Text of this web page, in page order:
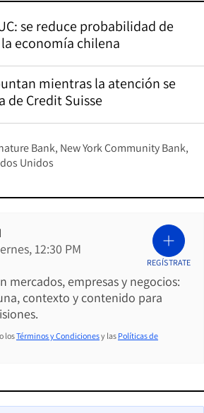
se reduce probabilidad de
economía chilena
mientras la atención se
de Credit Suisse
Bank New York Community Bank
Unidos
12:30 PM
mercados, empresas y negocios:
contexto y contenido para
REGÍSTRATE
losTérminos y Condicionesy las Políticas de